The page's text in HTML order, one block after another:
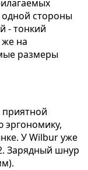
стороны
- тонкий
на
размеры
приятной
УWilburуже
Зарядный шнур